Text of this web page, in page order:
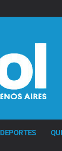
DEPORTES